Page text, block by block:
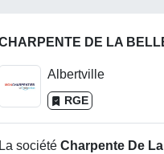
Albertville
RGE
La société Charpente De La